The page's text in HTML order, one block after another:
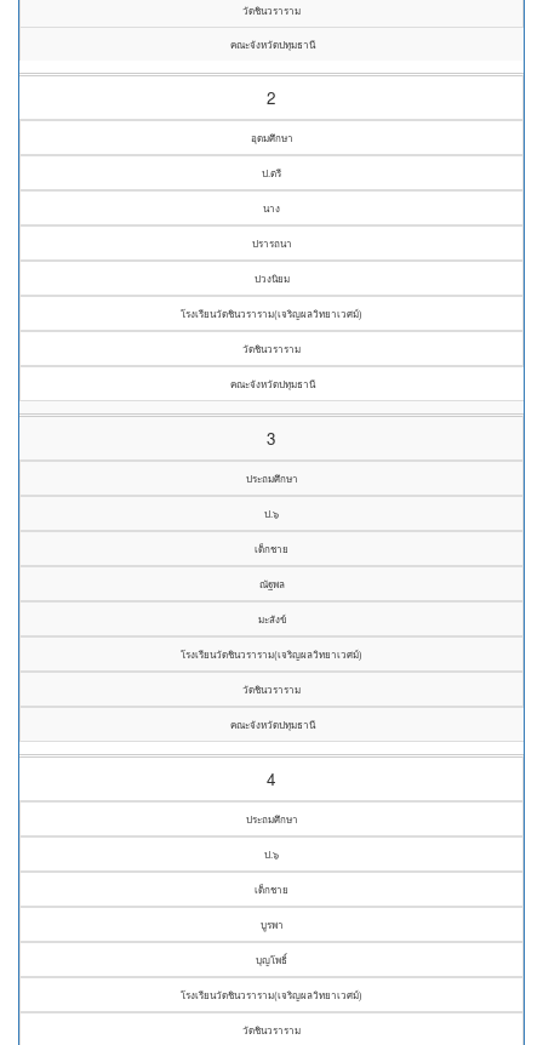
วัดชินวราราม
คณะจังหวัดปทุมธานี
2
อุดมศึกษา
ป.ตรี
นาง
ปรารถนา
ปวงนิยม
โรงเรียนวัดชินวราราม(เจริญผลวิทยาเวศม์)
วัดชินวราราม
คณะจังหวัดปทุมธานี
3
ประถมศึกษา
ป.๖
เด็กชาย
ณัฐพล
มะสังข์
โรงเรียนวัดชินวราราม(เจริญผลวิทยาเวศม์)
วัดชินวราราม
คณะจังหวัดปทุมธานี
4
ประถมศึกษา
ป.๖
เด็กชาย
บูรพา
บุญโพธิ์
โรงเรียนวัดชินวราราม(เจริญผลวิทยาเวศม์)
วัดชินวราราม